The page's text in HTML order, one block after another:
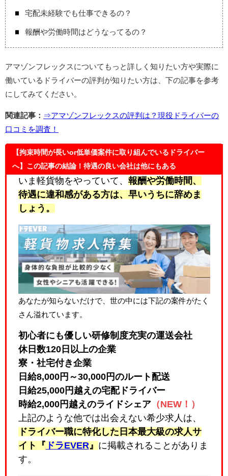
宅配未経験でも仕事できるの？
報酬や労働時間はどうなってるの？
アマゾンフレックスについてもっと詳しく知りたい方や実際に
働いているドライバーの評判が知りたい方は、下の記事を参考
にしてみてください。
関連記事： ⇒アマゾンフレックスの評判は？現役ドライバーの
口コミを調査！
【拘束時間が長いor低単価案件に取り組んでいるドライバー
へ】この記事の結論！待遇の良い会社は他にもある
いま軽貨物をやっていて、 報酬や労働時間、
待遇に違和感がある方は、早いうちに辞めま
しょう。
あなたが知らないだけで、世の中には下記の案件がたく
さん溢れています。
初心者にも優しい研修制度充実の運送会社
休日数120日以上の企業
寮・社宅付き企業
日給8,000円～30,000円のルート配送
日給25,000円越えの宅配ドライバー
時給2,000円越えのライドシェア（NEW！）
上記のような他では出会えない希少求人は、
ドライバー職に特化した日本最大級の求人サ
イト『 ドラEVER 』 に掲載されることがありま
す。